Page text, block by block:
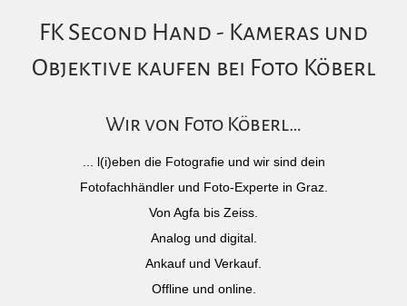
FK Second Hand - Kameras und
Objektive kaufen bei Foto Köberl
Wir von Foto Köberl…
... l(i)eben die Fotografie und wir sind dein
Fotofachhändler und Foto-Experte in Graz.
Von Agfa bis Zeiss.
Analog und digital.
Ankauf und Verkauf.
Offline und online.